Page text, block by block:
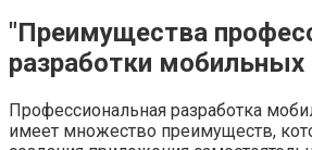
"Преимущества
разработки
Профессиональная разработка
имеет множество преимуществ,